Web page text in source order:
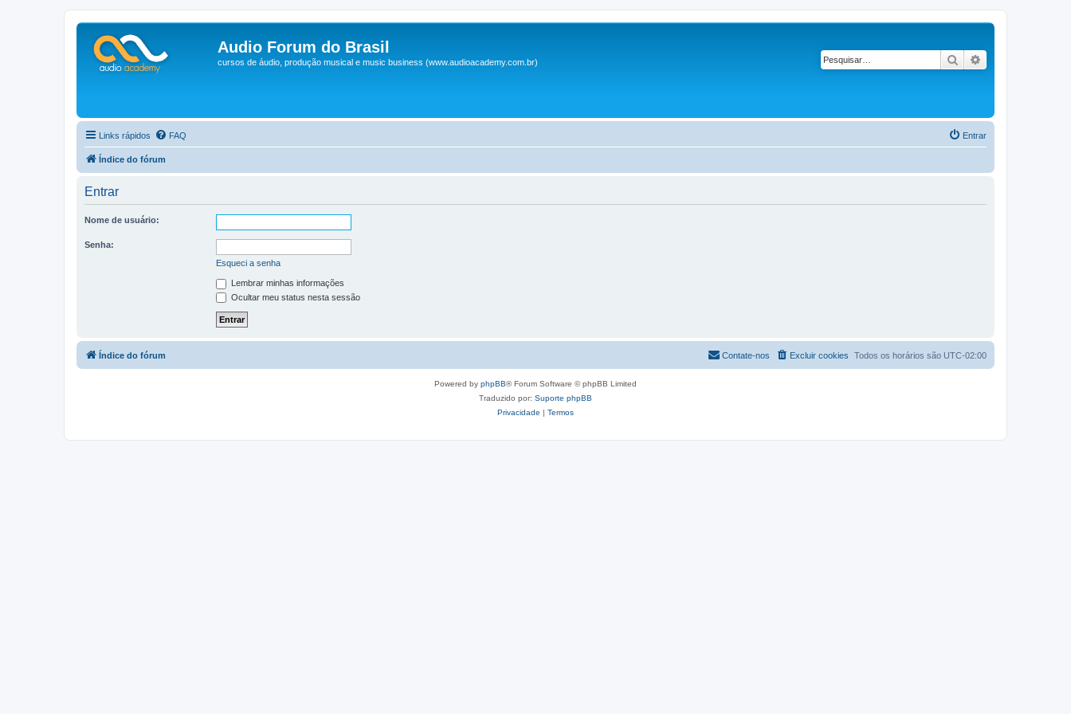
Audio Forum do Brasil
cursos de áudio, produção musical e music business (www.audioacademy.com.br) Pesquisar
Links rápidos FAQ Entrar
Índice do fórum
Entrar
Nome de usuário:
Senha:
Esqueci a senha
Lembrar minhas informações
Ocultar meu status nesta sessão
Índice do fórum Todos os horários são UTC-02:00
Excluir cookies
Contate-nos
Powered by phpBB® Forum Software © phpBB Limited
Traduzido por: Suporte phpBB
Privacidade | Termos